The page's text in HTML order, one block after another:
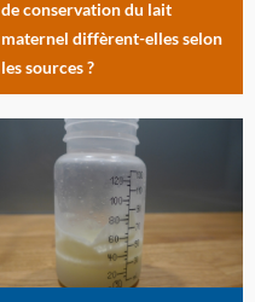
de conservation du lait
maternel diffèrent-elles selon
les sources ?